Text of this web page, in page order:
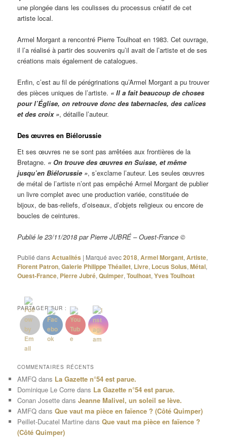
une plongée dans les coulisses du processus créatif de cet
artiste local.
Armel Morgant a rencontré Pierre Toulhoat en 1983. Cet ouvrage,
il l’a réalisé à partir des souvenirs qu’il avait de l’artiste et de ses
créations mais également de catalogues.
Enfin, c’est au fil de pérégrinations qu’Armel Morgant a pu trouver
des pièces uniques de l’artiste. « Il a fait beaucoup de choses
pour l’Église, on retrouve donc des tabernacles, des calices
et des croix », détaille l’auteur.
Des œuvres en Biélorussie
Et ses œuvres ne se sont pas arrêtées aux frontières de la
Bretagne. « On trouve des œuvres en Suisse, et même
jusqu’en Biélorussie », s’exclame l’auteur. Les seules œuvres
de métal de l’artiste n’ont pas empêché Armel Morgant de publier
un livre complet avec une production variée, constituée de
bijoux, de bas-reliefs, d’oiseaux, d’objets religieux ou encore de
boucles de ceintures.
Publié le 23/11/2018 par Pierre JUBRÉ – Ouest-France ©
Publié dansActualités | Marqué avec2018,Armel Morgant,Artiste,
Florent Patron,Galerie Philippe Théallet, Livre, Locus Solus,Métal,
Ouest-France, Pierre Jubré,Quimper,Toulhoat,Yves Toulhoat
PARTAGER SUR :
COMMENTAIRES RÉCENTS
AMFQ dans La Gazette n°54 est parue.
Dominique Le Corre dans La Gazette n°54 est parue.
Conan Josette dansJeanne Malivel, un soleil se lève.
AMFQ dansQue vaut ma pièce en faïence ? (Côté Quimper)
Peillet-Ducatel Martine dansQue vaut ma pièce en faïence ?
(Côté Quimper)